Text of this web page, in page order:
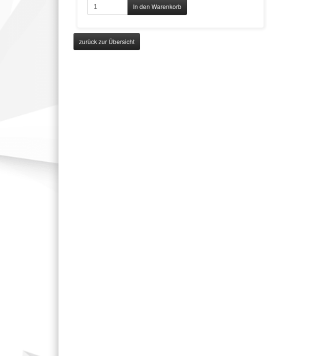
In den Warenkorb
zurück zur Übersicht